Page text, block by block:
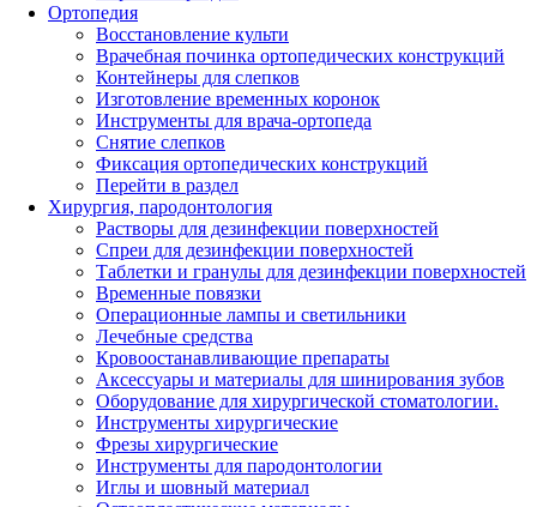
Ортопедия
Восстановление культи
Врачебная починка ортопедических конструкций
Контейнеры для слепков
Изготовление временных коронок
Инструменты для врача-ортопеда
Снятие слепков
Фиксация ортопедических конструкций
Перейти в раздел
Хирургия, пародонтология
Растворы для дезинфекции поверхностей
Спреи для дезинфекции поверхностей
Таблетки и гранулы для дезинфекции поверхностей
Временные повязки
Операционные лампы и светильники
Лечебные средства
Кровоостанавливающие препараты
Аксессуары и материалы для шинирования зубов
Оборудование для хирургической стоматологии.
Инструменты хирургические
Фрезы хирургические
Инструменты для пародонтологии
Иглы и шовный материал